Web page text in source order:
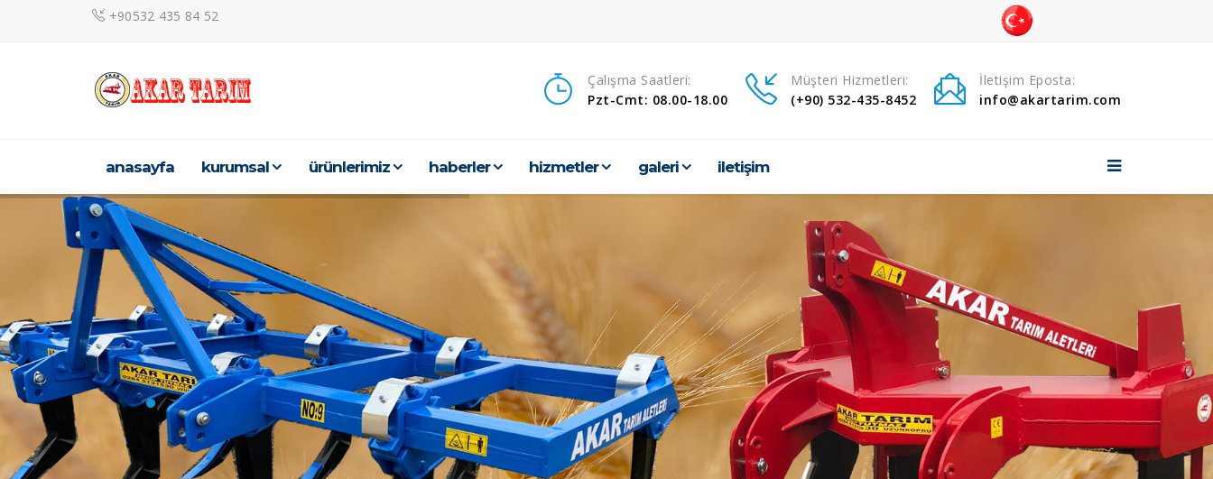
+90532 435 84 52
Çalışma Saatleri:
Pzt-Cmt: 08.00-18.00
Müşteri Hizmetleri:
(+90) 532-435-8452
İletişim Eposta:
info@akartarim.com
anasayfa kurumsal ürünleri̇mi̇z haberler hi̇zmetler galeri̇ i̇leti̇şi̇m
.
KURUMSAL
GALERİ
İLETİŞİM
Sosyal Medya